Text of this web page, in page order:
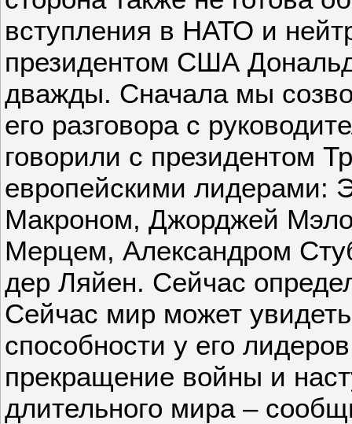
вступления в НАТО и
президентом США
дважды. Сначала мы
его разговора с
говорили с президентом
европейскими лидерами:
Макроном, Джорджей
Мерцем, Александром
дер Ляйен. Сейчас
Сейчас мир может
способности у его
прекращение войны и
длительного мира –